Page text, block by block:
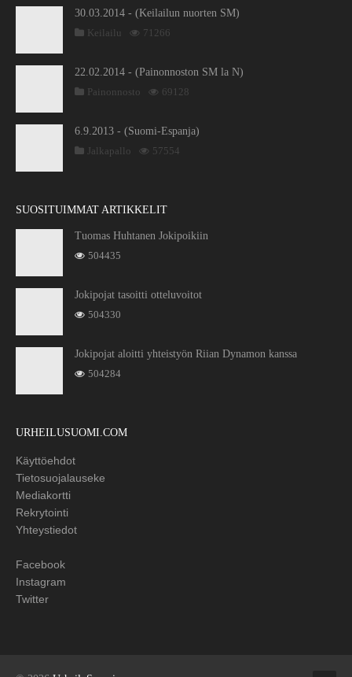
30.03.2014 - (Keilailun nuorten SM)
Keilailu
71266
22.02.2014 - (Painonnoston SM la N)
Painonnosto
69128
6.9.2013 - (Suomi-Espanja)
Jalkapallo
57554
SUOSITUIMMAT ARTIKKELIT
Tuomas Huhtanen Jokipoikiin
504435
Jokipojat tasoitti otteluvoitot
504330
Jokipojat aloitti yhteistyön Riian Dynamon kanssa
504284
URHEILUSUOMI.COM
Käyttöehdot
Tietosuojalauseke
Mediakortti
Rekrytointi
Yhteystiedot
Facebook
Instagram
Twitter